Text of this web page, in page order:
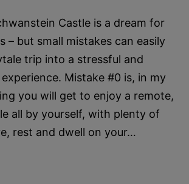
Castle is a dream for
– but small mistakes can easily
trip into a stressful and
Mistake #0 is, in my
you will get to enjoy a remote,
all by yourself, with plenty of
rest and dwell on your…